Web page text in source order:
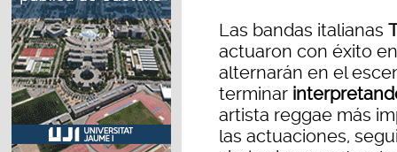
Las bandas italianas
actuaron con éxito
alternarán en el
terminar
artista reggae más
las actuaciones,